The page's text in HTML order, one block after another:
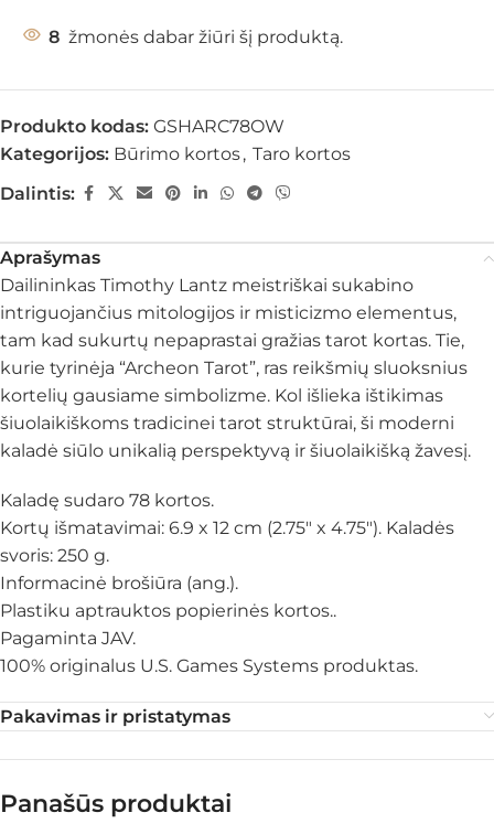
8 žmonės dabar žiūri šį produktą.
Produkto kodas: GSHARC78OW
Kategorijos: Būrimo kortos, Taro kortos
Dalintis:
Aprašymas
Dailininkas Timothy Lantz meistriškai sukabino
intriguojančius mitologijos ir misticizmo elementus,
tam kad sukurtų nepaprastai gražias tarot kortas. Tie,
kurie tyrinėja “Archeon Tarot”, ras reikšmių sluoksnius
kortelių gausiame simbolizme. Kol išlieka ištikimas
šiuolaikiškoms tradicinei tarot struktūrai, ši moderni
kaladė siūlo unikalią perspektyvą ir šiuolaikišką žavesį.
Kaladę sudaro 78 kortos.
Kortų išmatavimai: 6.9 x 12 cm (2.75″ x 4.75″). Kaladės
svoris: 250 g.
Informacinė brošiūra (ang.).
Plastiku aptrauktos popierinės kortos..
Pagaminta JAV.
100% originalus U.S. Games Systems produktas.
Pakavimas ir pristatymas
Panašūs produktai